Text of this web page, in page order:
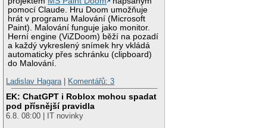
pomocí Claude. Hru Doom umožňuje
hrát v programu Malování (Microsoft
Paint). Malování funguje jako monitor.
Herní engine (ViZDoom) běží na pozadí
a každý vykreslený snímek hry vkládá
automaticky přes schránku (clipboard)
do Malování.
Ladislav Hagara
Komentářů: 3
EK: ChatGPT i Roblox mohou spadat
pod přísnější pravidla
6.8. 08:00 | IT novinky